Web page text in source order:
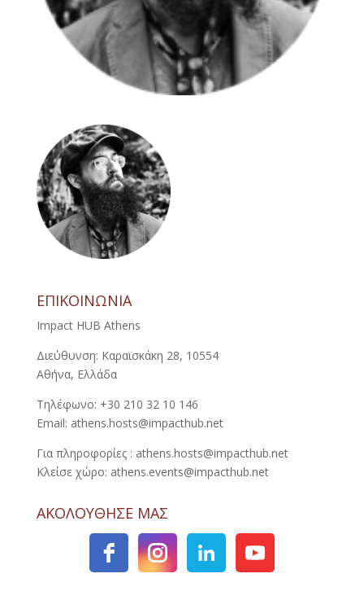
ΕΠΙΚΟΙΝΩΝΙΑ
Impact HUB Athens
Διεύθυνση: Καραϊσκάκη 28, 10554
Αθήνα, Ελλάδα
Τηλέφωνο: +30 210 32 10 146
Email: athens.hosts@impacthub.net
Για πληροφορίες : athens.hosts@impacthub.net
Κλείσε χώρο: athens.events@impacthub.net
ΑΚΟΛΟΥΘΗΣΕ ΜΑΣ